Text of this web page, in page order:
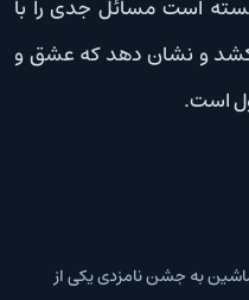
است مسائل جدی را با
و نشان دهد که عشق و
است.
به جشن نامزدی یکی از